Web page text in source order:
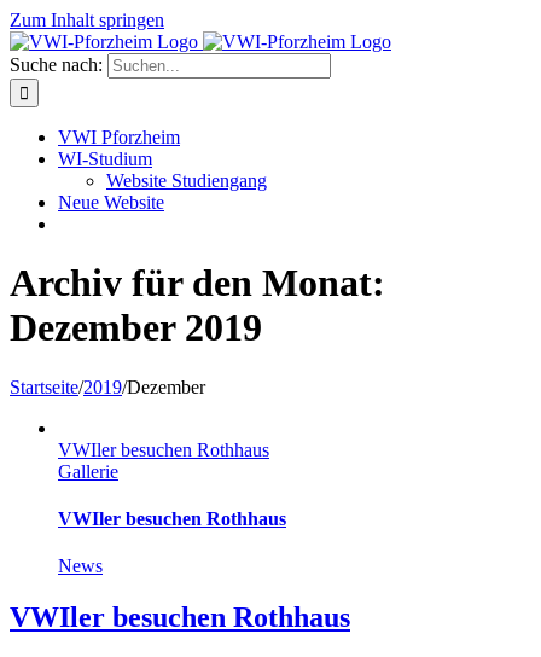
Zum Inhalt springen
Suche nach:
VWI Pforzheim
WI-Studium
Website Studiengang
Neue Website
Archiv für den Monat:
Dezember 2019
Startseite/2019/Dezember
VWIler besuchen Rothhaus
Gallerie
VWIler besuchen Rothhaus
News
VWIler besuchen Rothhaus